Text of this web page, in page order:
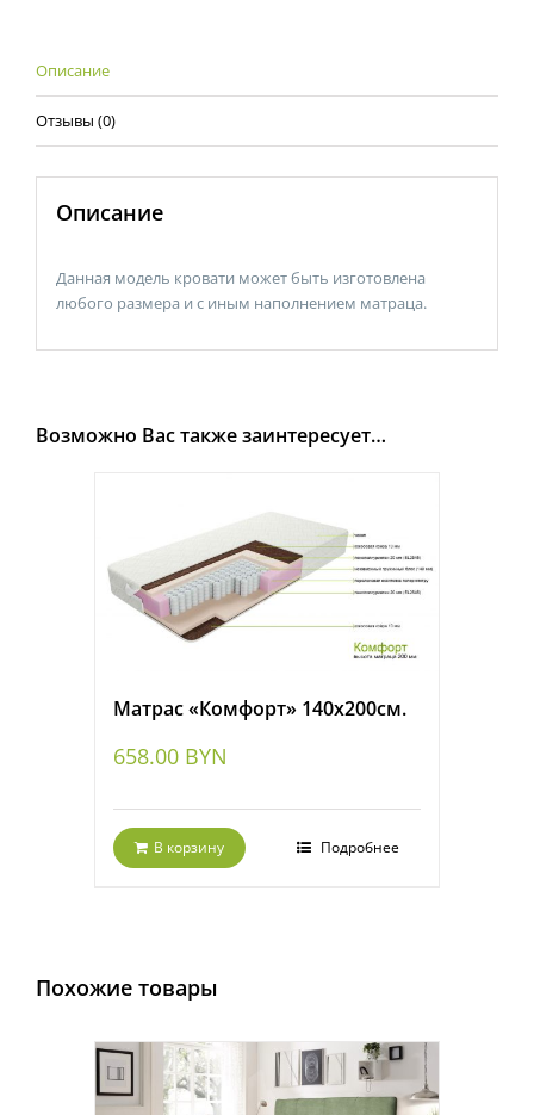
Описание
Отзывы (0)
Описание
Данная модель кровати может быть изготовлена
любого размера и с иным наполнением матраца.
Возможно Вас также заинтересует…
Матрас «Комфорт» 140х200см.
658.00 BYN
В корзину Подробнее
Похожие товары